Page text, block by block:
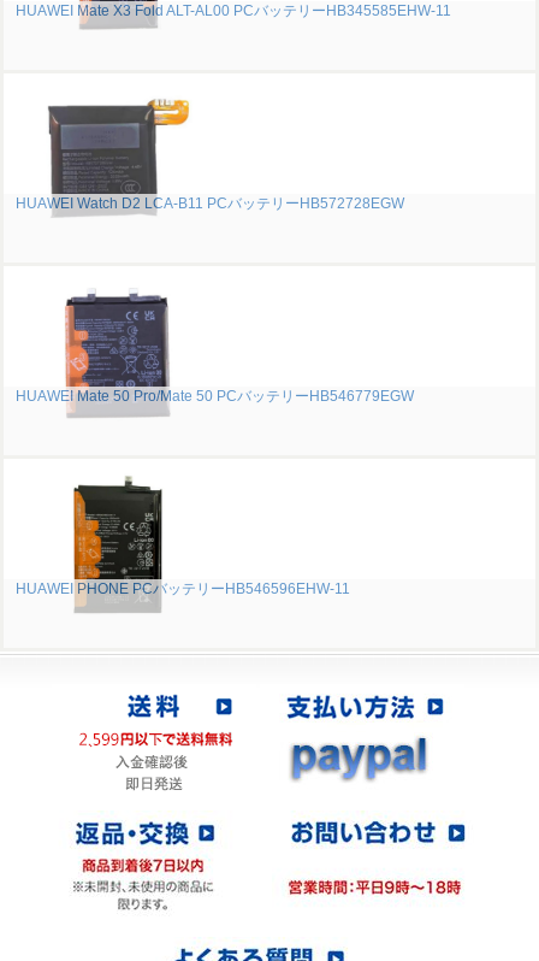
HUAWEI Mate X3 Fold ALT-AL00 PCバッテリーHB345585EHW-11
HUAWEI Watch D2 LCA-B11 PCバッテリーHB572728EGW
HUAWEI Mate 50 Pro/Mate 50 PCバッテリーHB546779EGW
HUAWEI PHONE PCバッテリーHB546596EHW-11